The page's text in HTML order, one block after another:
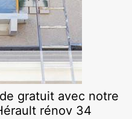
gratuit avec notre
rénov 34